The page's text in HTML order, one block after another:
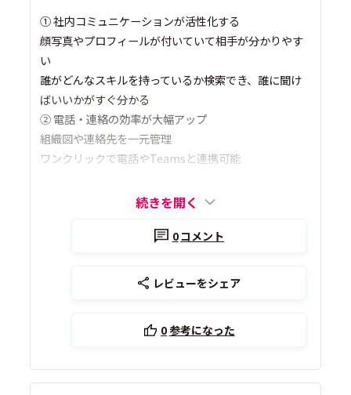
① 社内コミュニケーションが活性化する
顔写真やプロフィールが付いていて相手が分かりやす
い
誰がどんなスキルを持っているか検索でき、誰に聞け
ばいいかがすぐ分かる
② 電話・連絡の効率が大幅アップ
組織図や連絡先を一元管理
ワンクリックで電話やTeamsと連携可能
続きを開く
0コメント
レビューをシェア
0参考になった